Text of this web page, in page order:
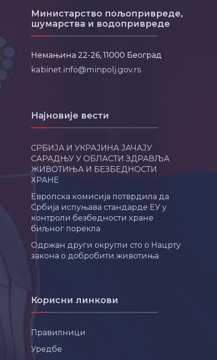
Министарство пољопривреде,
шумарства и водопривреде
Немањина 22-26, 11000 Београд
kabinet.info@minpolj.gov.rs
Најновије вести
СРБИЈА И УКРАЈИНА ЈАЧАЈУ
САРАДЊУ У ОБЛАСТИ ЗДРАВЉА
ЖИВОТИЊА И БЕЗБЕДНОСТИ
ХРАНЕ
Европска комисија потврдила да
Србија испуњава стандарде ЕУ у
контроли безбедности хране
биљног порекла
Одржан други округли сто о Нацрту
закона о добробити животиња
Корисни линкови
Правилници
Уредбе